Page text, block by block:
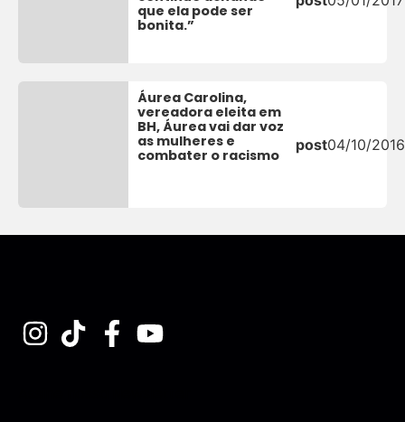
que ela pode ser
bonita.”
Áurea Carolina,
vereadora eleita em
BH, Áurea vai dar voz
as mulheres e
combater o racismo
post04/10/2016